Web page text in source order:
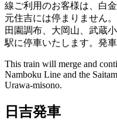
線ご利用のお客様は、白
元住吉には停まりません
田園調布、大岡山、武蔵
駅に停車いたします。発
This train will merge and
Namboku Line and the
Urawa-misono.
日吉発車